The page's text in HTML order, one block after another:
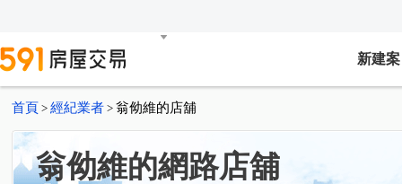
新建案
首頁 > 經紀業者 > 翁㑃維的店舖
翁㑃維的網路店舖